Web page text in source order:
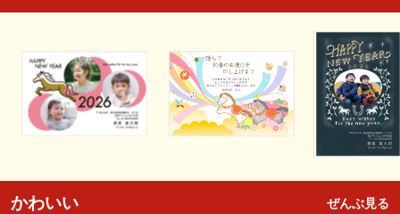
かわいい ぜんぶ見る